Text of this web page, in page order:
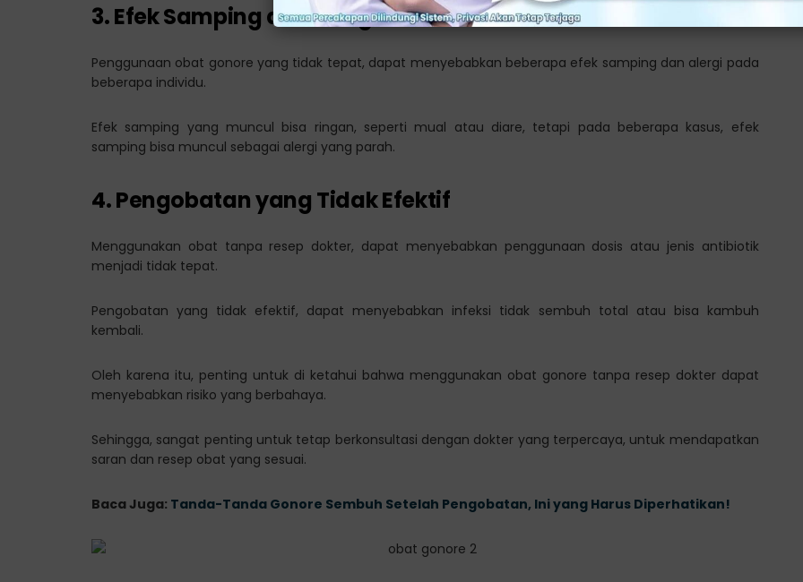
3. Efek Samping dan Alergi Obat Gonore
Penggunaan obat gonore yang tidak tepat, dapat menyebabkan beberapa efek samping dan alergi pada
beberapa individu.
Efek samping yang muncul bisa ringan, seperti mual atau diare, tetapi pada beberapa kasus, efek
samping bisa muncul sebagai alergi yang parah.
4. Pengobatan yang Tidak Efektif
Menggunakan obat tanpa resep dokter, dapat menyebabkan penggunaan dosis atau jenis antibiotik
menjadi tidak tepat.
Pengobatan yang tidak efektif, dapat menyebabkan infeksi tidak sembuh total atau bisa kambuh
kembali.
Oleh karena itu, penting untuk di ketahui bahwa menggunakan obat gonore tanpa resep dokter dapat
menyebabkan risiko yang berbahaya.
Sehingga, sangat penting untuk tetap berkonsultasi dengan dokter yang terpercaya, untuk mendapatkan
saran dan resep obat yang sesuai.
Baca Juga: Tanda-Tanda Gonore Sembuh Setelah Pengobatan, Ini yang Harus Diperhatikan!